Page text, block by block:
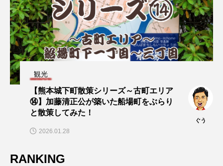
観光
【熊本城下町散策シリーズ～古町エリア
⑭】加藤清正公が築いた船場町をぶらり
と散策してみた！
ぐう
2026.01.28
RANKING